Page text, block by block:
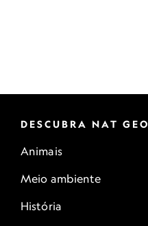
DESCUBRA NAT GEO
Animais
Meio ambiente
História